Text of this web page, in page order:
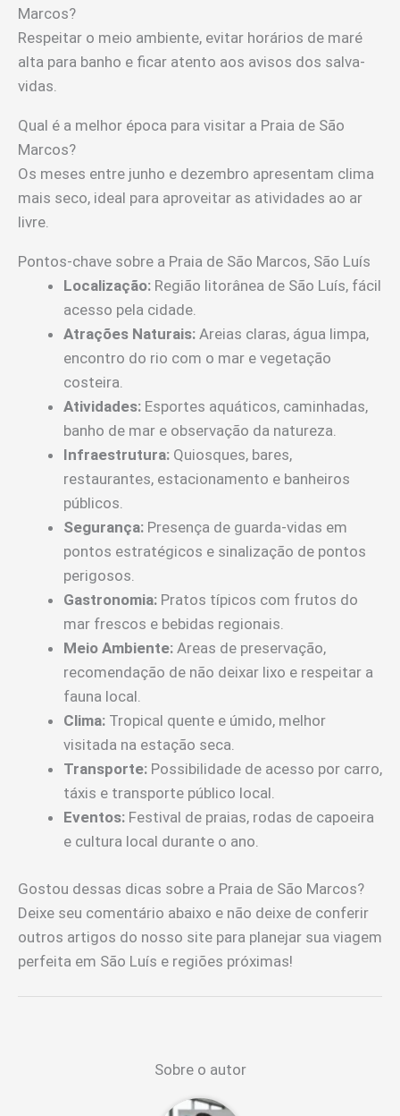
Marcos?
Respeitar o meio ambiente, evitar horários de maré
alta para banho e ficar atento aos avisos dos salva-
vidas.
Qual é a melhor época para visitar a Praia de São
Marcos?
Os meses entre junho e dezembro apresentam clima
mais seco, ideal para aproveitar as atividades ao ar
livre.
Pontos-chave sobre a Praia de São Marcos, São Luís
Localização: Região litorânea de São Luís, fácil
acesso pela cidade.
Atrações Naturais: Areias claras, água limpa,
encontro do rio com o mar e vegetação
costeira.
Atividades: Esportes aquáticos, caminhadas,
banho de mar e observação da natureza.
Infraestrutura: Quiosques, bares,
restaurantes, estacionamento e banheiros
públicos.
Segurança: Presença de guarda-vidas em
pontos estratégicos e sinalização de pontos
perigosos.
Gastronomia: Pratos típicos com frutos do
mar frescos e bebidas regionais.
Meio Ambiente: Areas de preservação,
recomendação de não deixar lixo e respeitar a
fauna local.
Clima: Tropical quente e úmido, melhor
visitada na estação seca.
Transporte: Possibilidade de acesso por carro,
táxis e transporte público local.
Eventos: Festival de praias, rodas de capoeira
e cultura local durante o ano.
Gostou dessas dicas sobre a Praia de São Marcos?
Deixe seu comentário abaixo e não deixe de conferir
outros artigos do nosso site para planejar sua viagem
perfeita em São Luís e regiões próximas!
Sobre o autor